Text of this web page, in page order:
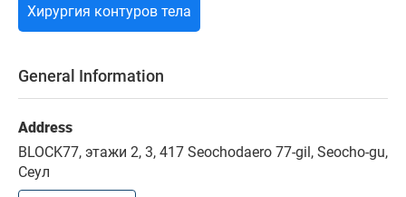
Хирургия контуров тела
General Information
Address
BLOCK77, этажи 2, 3, 417 Seochodaero 77-gil, Seocho-gu,
Сеул